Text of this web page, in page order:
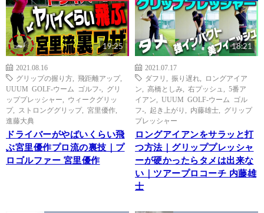
19:25
2021.08.16
グリップの握り方
飛距離アップ,
UUUM GOLF-ウーム ゴルフ-
グリ
ッププレッシャー
ウィークグリッ
プ, ストロンググリップ, 宮里優作
進藤大典
ドライバーがやばいくらい飛
ぶ宮里優作プロ流の裏技｜プ
ロゴルファー 宮里優作
18:21
2021.07.17
ダフリ
振り遅れ
ロングアイア
ン
高橋としみ 右プッシュ
5番ア
イアン
UUUM GOLF-ウーム ゴル
フ-
起き上がり 内藤雄士
グリップ
プレッシャー
ロングアイアンをサラッと打
つ方法｜グリッププレッシャ
ーが硬かったらタメは出来な
い｜ツアープロコーチ 内藤雄
士